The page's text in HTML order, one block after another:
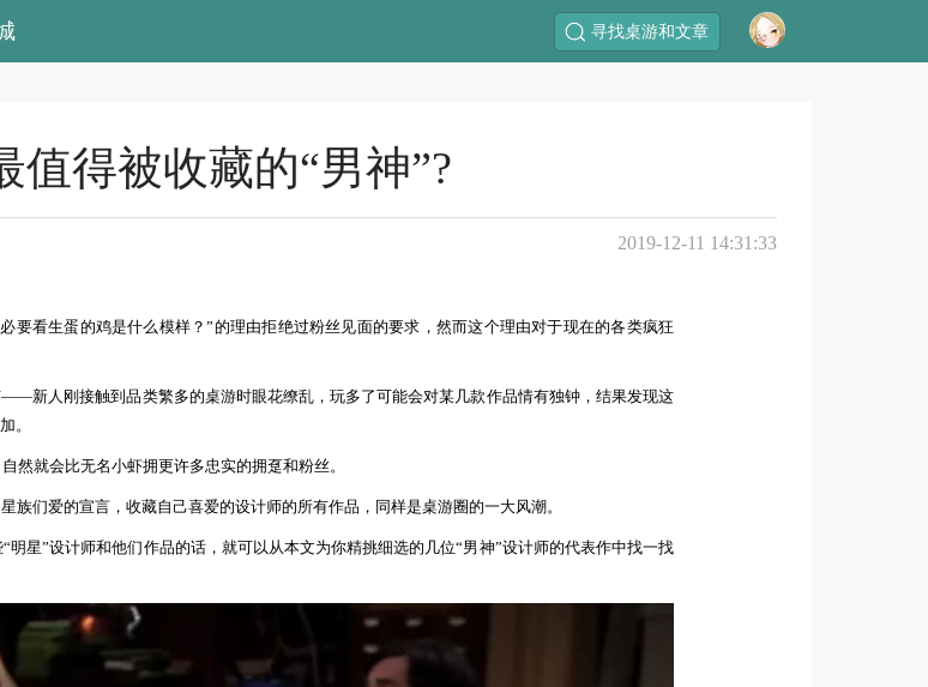
寻找桌游和文章
值得被收藏的“男神”?
2019-12-11 14:31:33
要看生蛋的鸡是什么模样？”的理由拒绝过粉丝见面的要求，然而这个理由对于现在的各类疯狂
新人刚接触到品类繁多的桌游时眼花缭乱，玩多了可能会对某几款作品情有独钟，结果发现这
。
然就会比无名小虾拥更许多忠实的拥趸和粉丝。
族们爱的宣言，收藏自己喜爱的设计师的所有作品，同样是桌游圈的一大风潮。
明星”设计师和他们作品的话，就可以从本文为你精挑细选的几位“男神”设计师的代表作中找一找